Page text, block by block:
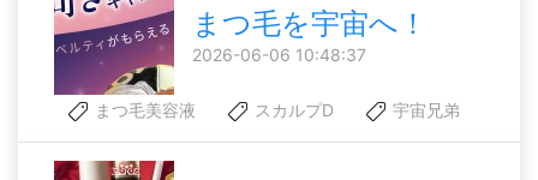
まつ毛を宇宙へ！
2026-06-06 10:48:37
まつ毛美容液 スカルプD 宇宙兄弟